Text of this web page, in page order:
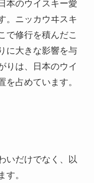
本のウイスキー愛
。ニッカウヰスキ
で修行を積んだこ
に大きな影響を与
りは、日本のウイ
を占めています。
いだけでなく、以
す。